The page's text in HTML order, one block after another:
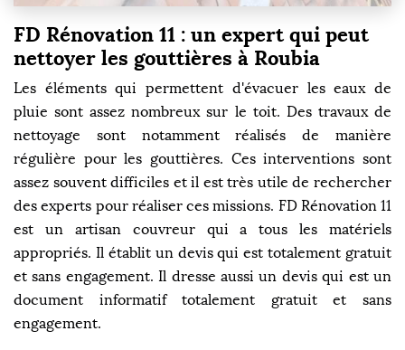
FD Rénovation 11 : un expert qui peut
nettoyer les gouttières à Roubia
Les éléments qui permettent d'évacuer les eaux de
pluie sont assez nombreux sur le toit. Des travaux de
nettoyage sont notamment réalisés de manière
régulière pour les gouttières. Ces interventions sont
assez souvent difficiles et il est très utile de rechercher
des experts pour réaliser ces missions. FD Rénovation 11
est un artisan couvreur qui a tous les matériels
appropriés. Il établit un devis qui est totalement gratuit
et sans engagement. Il dresse aussi un devis qui est un
document informatif totalement gratuit et sans
engagement.